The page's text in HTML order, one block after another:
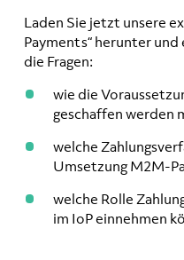
Laden Sie jetzt unsere
Payments“ herunter
die Fragen:
wie die
geschaffen werden
welche
Umsetzung M2M-
welche Rolle
im IoP einnehmen